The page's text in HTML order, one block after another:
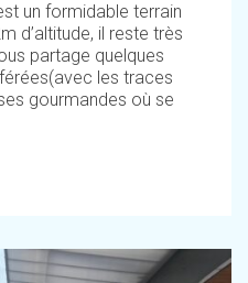
un formidable terrain
d’altitude, il reste très
partage quelques
les traces
gourmandes où se